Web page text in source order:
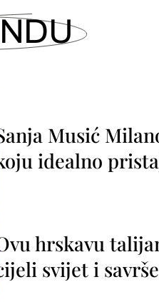
Musić
idealno
hrskavu
svijet i